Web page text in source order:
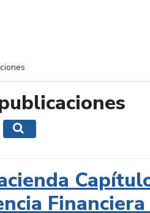
Mostrar opciones de búsqueda